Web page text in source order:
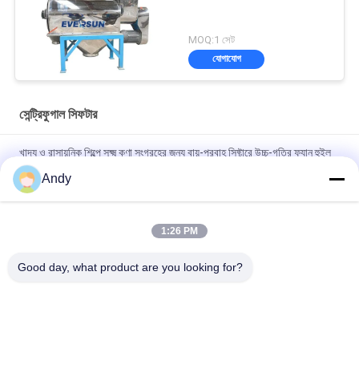
MOQ:1 সেট
যোগাযোগ
সেন্ট্রিফুগাল সিফটার
খাদ্য ও রাসায়নিক শিল্পে সূক্ষ্ম কণা সংগ্রহের জন্য বায়ু-প্রবাহ সিফ্টারে উচ্চ-গতির ফ্যান হুইল
এবং সেন্ট্রিফুগাল ফোর্স
Stainless Steel Explosion-proof Air-flow Sieve Powder
Screening Machine Air-flow Sorting Machine
শিল্পে অতি সূক্ষ্ম পাউডার শ্রেণীবিভাগের জন্য সিফটার
Andy
1:26 PM
Good day, what product are you looking for?